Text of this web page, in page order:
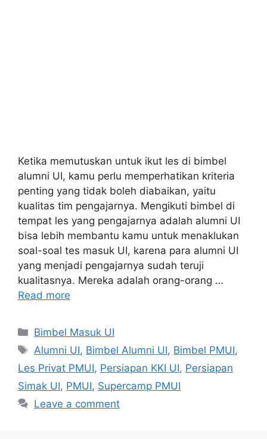
Ketika memutuskan untuk ikut les di bimbel
alumni UI, kamu perlu memperhatikan kriteria
penting yang tidak boleh diabaikan, yaitu
kualitas tim pengajarnya. Mengikuti bimbel di
tempat les yang pengajarnya adalah alumni UI
bisa lebih membantu kamu untuk menaklukan
soal-soal tes masuk UI, karena para alumni UI
yang menjadi pengajarnya sudah teruji
kualitasnya. Mereka adalah orang-orang …
Read more
Bimbel Masuk UI
Alumni UI, Bimbel Alumni UI, Bimbel PMUI,
Les Privat PMUI, Persiapan KKI UI, Persiapan
Simak UI, PMUI, Supercamp PMUI
Leave a comment